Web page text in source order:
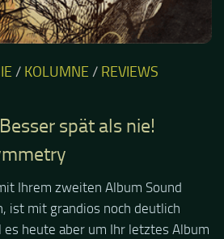
/ KOLUMNE / REVIEWS
spät als nie!
Ihrem zweiten Album Sound
ist mit grandios noch deutlich
heute aber um Ihr letztes Album